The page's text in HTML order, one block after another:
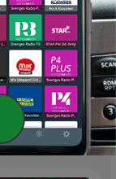
BARN